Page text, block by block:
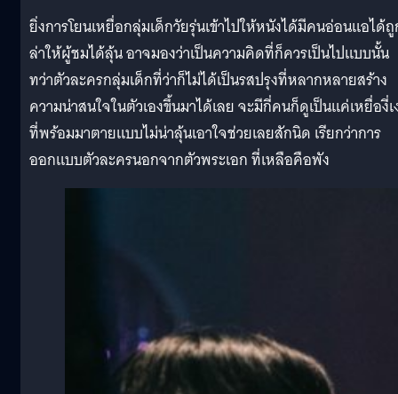
ยิ่งการโยนเหยื่อกลุ่มเด็กวัยรุ่นเข้าไปให้หนังได้มีคนอ่อนแอได้
ล่าให้ผู้ชมได้ลุ้น อาจมองว่าเป็นความคิดที่ก็ควรเป็นไปแบบนั้น
ทว่าตัวละครกลุ่มเด็กที่ว่าก็ไม่ได้เป็นรสปรุงที่หลากหลายสร้าง
ความน่าสนใจในตัวเองขึ้นมาได้เลย จะมีกี่คนก็ดูเป็นแค่เหยื่องี่เ
ที่พร้อมมาตายแบบไม่น่าลุ้นเอาใจช่วยเลยสักนิด เรียกว่าการ
ออกแบบตัวละครนอกจากตัวพระเอก ที่เหลือคือพัง